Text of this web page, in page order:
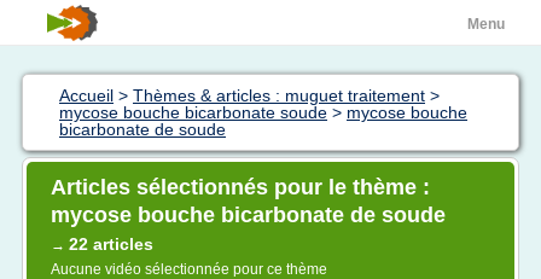
Menu
Accueil > Thèmes & articles : muguet traitement >
mycose bouche bicarbonate soude > mycose bouche
bicarbonate de soude
Articles sélectionnés pour le thème :
mycose bouche bicarbonate de soude
→ 22 articles
Aucune vidéo sélectionnée pour ce thème